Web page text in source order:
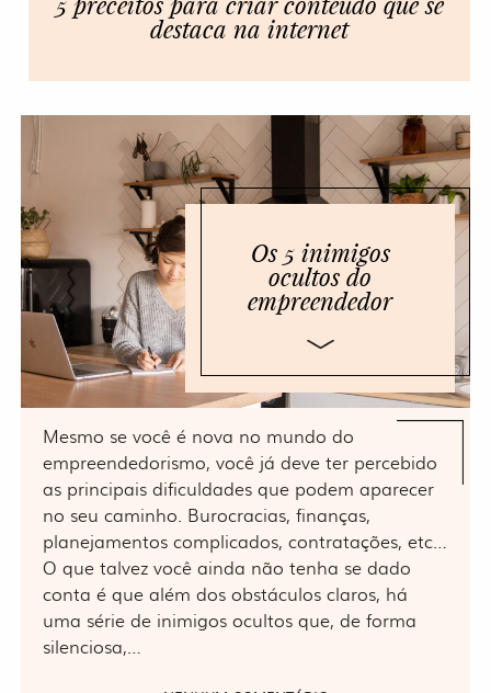
destaca na internet
Os 5 inimigos
ocultos do
empreendedor
Mesmo se você é nova no mundo do
empreendedorismo, você já deve ter percebido
as principais dificuldades que podem aparecer
no seu caminho. Burocracias, finanças,
planejamentos complicados, contratações, etc…
O que talvez você ainda não tenha se dado
conta é que além dos obstáculos claros, há
uma série de inimigos ocultos que, de forma
silenciosa,…